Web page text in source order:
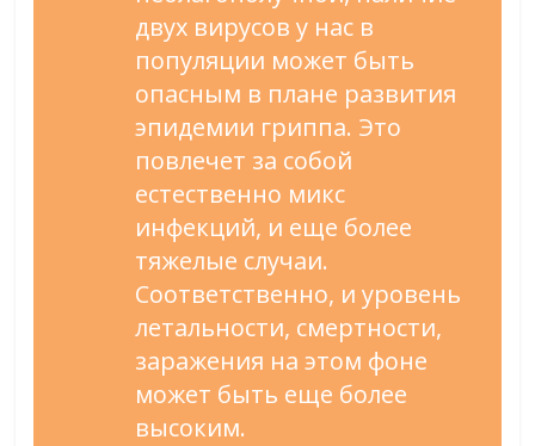
двух вирусов у нас в
популяции может быть
опасным в плане развития
эпидемии гриппа. Это
повлечет за собой
естественно микс
инфекций, и еще более
тяжелые случаи.
Соответственно, и уровень
летальности, смертности,
заражения на этом фоне
может быть еще более
высоким.